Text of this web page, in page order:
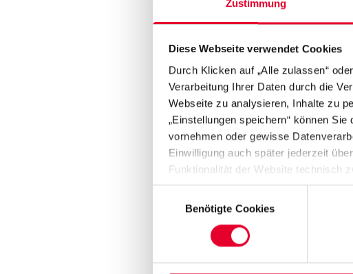
Zustimmung
Diese Webseite verwendet Cookies
Durch Klicken auf „Alle zulassen“
Verarbeitung Ihrer Daten durch die
Webseite zu analysieren, Inhalte zu
„Einstellungen speichern“ können
vornehmen oder gewisse
Einwilligung auch später jederzeit
Funktionalität der Website technisch
Datenschutzhinweisen („
Benötigte Cookies
Die große
die
private
Kulturen
die
großen
Ansätze
und
verankern.